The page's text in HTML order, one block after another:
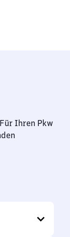
Ihren Pkw